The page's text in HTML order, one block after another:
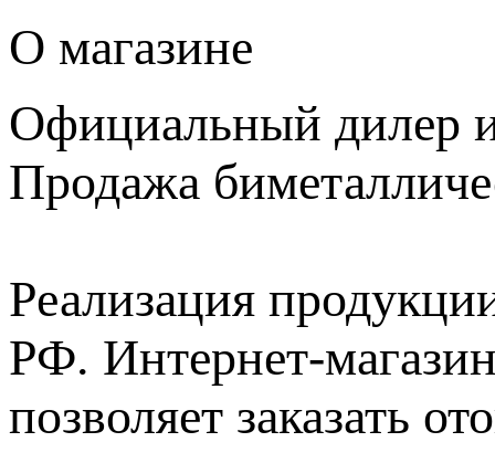
О магазине
Официальный дилер
Продажа
Реализация
РФ. Интернет-
позволяет заказать